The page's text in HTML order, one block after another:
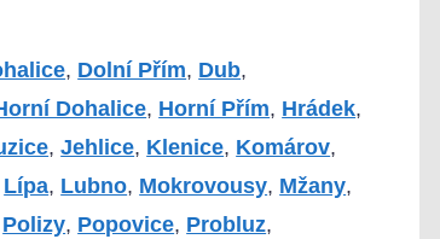
, Dolní Přím, Dub,
Dohalice, Horní Přím, Hrádek,
,Jehlice, Klenice, Komárov,
Lípa, Lubno, Mokrovousy, Mžany,
Polizy, Popovice, Probluz,